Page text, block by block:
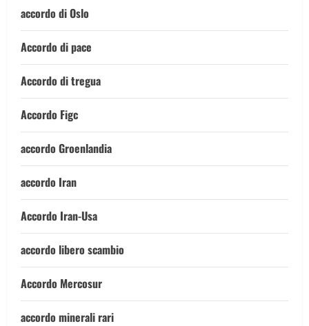
accordo di Oslo
Accordo di pace
Accordo di tregua
Accordo Figc
accordo Groenlandia
accordo Iran
Accordo Iran-Usa
accordo libero scambio
Accordo Mercosur
accordo minerali rari